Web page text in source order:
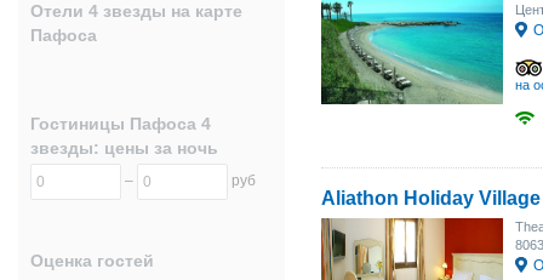
Отели 4 звезды на карте
Пафоса
Гостиницы Пафоса 4
звезды: цены за ночь
– руб
Оценка гостей
на
Aliathon Holiday Village